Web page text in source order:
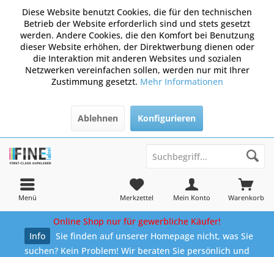
Diese Website benutzt Cookies, die für den technischen
Betrieb der Website erforderlich sind und stets gesetzt
werden. Andere Cookies, die den Komfort bei Benutzung
dieser Website erhöhen, der Direktwerbung dienen oder
die Interaktion mit anderen Websites und sozialen
Netzwerken vereinfachen sollen, werden nur mit Ihrer
Zustimmung gesetzt. Mehr Informationen
Ablehnen Konfigurieren
Warenkorb
Merkzettel Mein Konto
Menü
Online Shop nur für gewerbliche Käufer!
Info
Sie finden auf unserer Homepage nicht, was Sie
suchen? Kein Problem! Wir beraten Sie persönlich und